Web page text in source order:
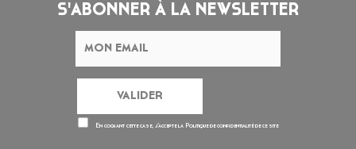
S'ABONNER À LA NEWSLETTER
En cochant cette case, j’accepte la Politique de confidentialitéde ce site